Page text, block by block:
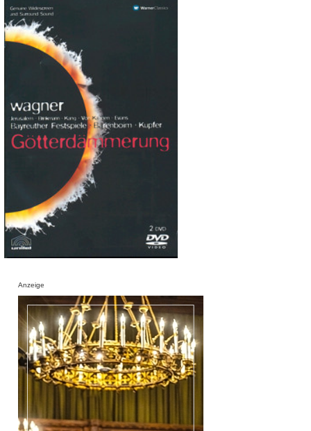
Anzeige